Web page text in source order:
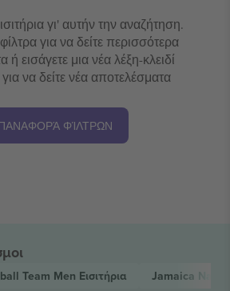
γι' αυτήν την αναζήτηση.
για να δείτε περισσότερα
ή εισάγετε μια νέα λέξη-κλειδί
να δείτε νέα αποτελέσματα
ΦΊΛΤΡΩΝ
Team Men Εισιτήρια Jamaica